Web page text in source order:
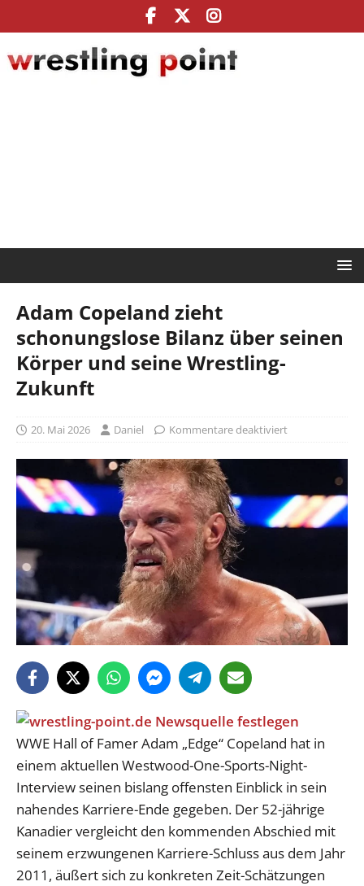
Adam Copeland zieht
schonungslose Bilanz über seinen
Körper und seine Wrestling-
Zukunft
20. Mai 2026 Daniel Kommentare deaktiviert
WWE Hall of Famer Adam „Edge“ Copeland hat in
einem aktuellen Westwood-One-Sports-Night-
Interview seinen bislang offensten Einblick in sein
nahendes Karriere-Ende gegeben. Der 52-jährige
Kanadier vergleicht den kommenden Abschied mit
seinem erzwungenen Karriere-Schluss aus dem Jahr
2011, äußert sich zu konkreten Zeit-Schätzungen